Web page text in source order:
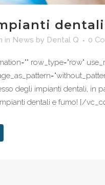
dentali
in News by Dental Q 0
row_type="row"
degli impianti dentali, in
dentali e fumo! [/